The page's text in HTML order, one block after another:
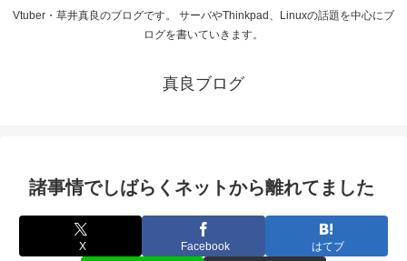
Vtuber・草井真良のブログです。 サーバやThinkpad、Linuxの話題を中心にブ
ログを書いていきます。
真良ブログ
諸事情でしばらくネットから離れてました
X Facebook はてブ